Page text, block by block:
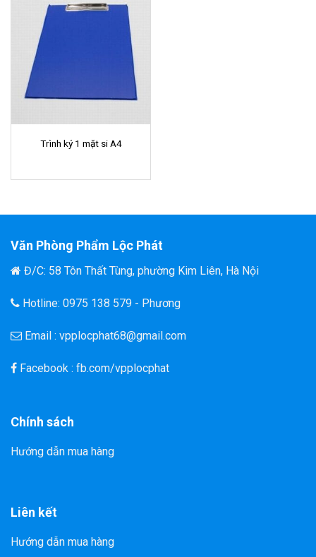
Trình ký 1 mặt si A4
Văn Phòng Phẩm Lộc Phát
Đ/C: 58 Tôn Thất Tùng, phường Kim Liên, Hà Nội
Hotline: 0975 138 579 - Phương
Email : vpplocphat68@gmail.com
Facebook : fb.com/vpplocphat
Chính sách
Hướng dẫn mua hàng
Liên kết
Hướng dẫn mua hàng